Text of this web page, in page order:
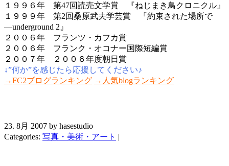
１９９６年 第47回読売文学賞 『ねじまき鳥クロニクル』
１９９９年 第2回桑原武夫学芸賞 『約束された場所で
―underground 2』
２００６年 フランツ・カフカ賞
２００６年 フランク・オコナー国際短編賞
２００７年 ２００６年度朝日賞
↓”何か”を感じたら応援してください♪
→FC2ブログランキング →人気blogランキング
23. 8月 2007 by hasestudio
Categories: 写真・美術・アート |